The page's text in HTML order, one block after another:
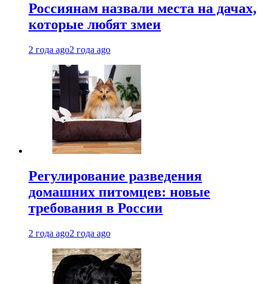
Россиянам назвали места на дачах,
которые любят змеи
2 года ago2 года ago
Регулирование разведения
домашних питомцев: новые
требования в России
2 года ago2 года ago